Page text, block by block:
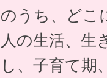
のうち、どこ
人の生活、生
し、子育て期